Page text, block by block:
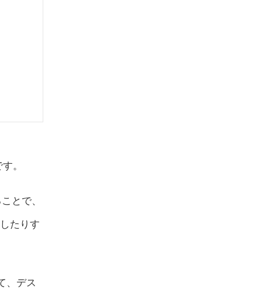
。
とで、
たりす
、デス